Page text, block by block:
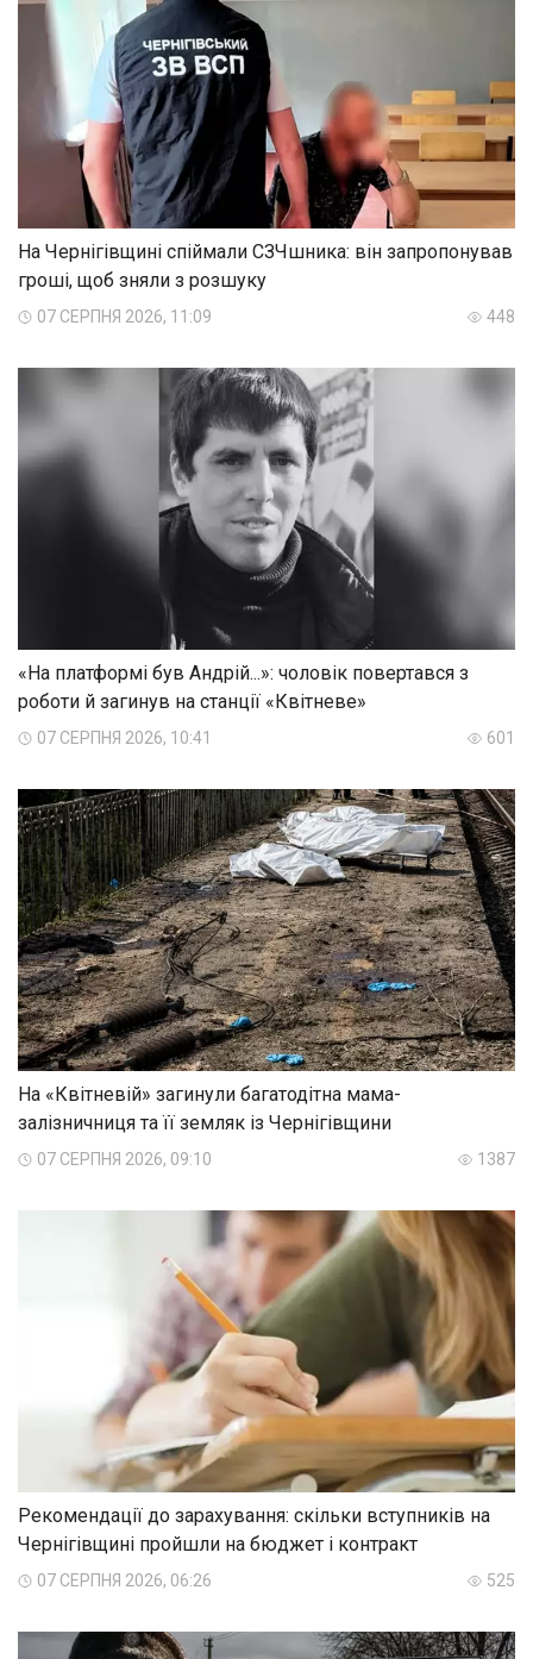
На Чернігівщині спіймали СЗЧшника: він запропонував
гроші, щоб зняли з розшуку
07 СЕРПНЯ 2026, 11:09 448
«На платформі був Андрій...»: чоловік повертався з
роботи й загинув на станції «Квітневе»
07 СЕРПНЯ 2026, 10:41 601
На «Квітневій» загинули багатодітна мама-
залізничниця та її земляк із Чернігівщини
07 СЕРПНЯ 2026, 09:10 1387
Рекомендації до зарахування: скільки вступників на
Чернігівщині пройшли на бюджет і контракт
07 СЕРПНЯ 2026, 06:26 525